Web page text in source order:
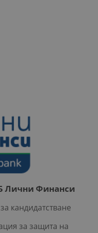
Лични Финанси
кандидатстване
за защита на